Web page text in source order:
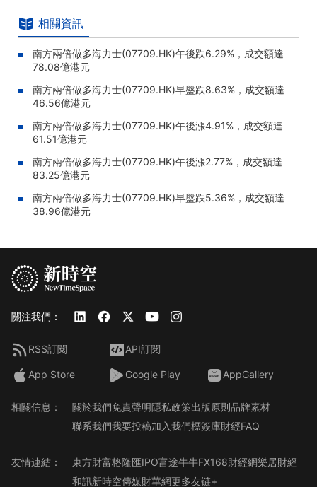
相關資訊
南方兩倍做多海力士(07709.HK)午後跌6.29%，成交額達
78.08億港元
南方兩倍做多海力士(07709.HK)早盤跌8.63%，成交額達
46.56億港元
南方兩倍做多海力士(07709.HK)午後漲4.91%，成交額達
61.51億港元
南方兩倍做多海力士(07709.HK)午後漲2.77%，成交額達
83.25億港元
南方兩倍做多海力士(07709.HK)早盤跌5.36%，成交額達
38.96億港元
關注我們：
RSS訂閱 API訂閱
App Store Google Play AppGallery
相關信息： 關於我們免責聲明隱私政策出版原則品牌素材
聯系我們我要投稿加入我們標簽庫財經FAQ
友情連結： 東方財富格隆匯IPO富途牛牛FX168財經網樂居財經
和訊新時空傳媒財華網更多友链+